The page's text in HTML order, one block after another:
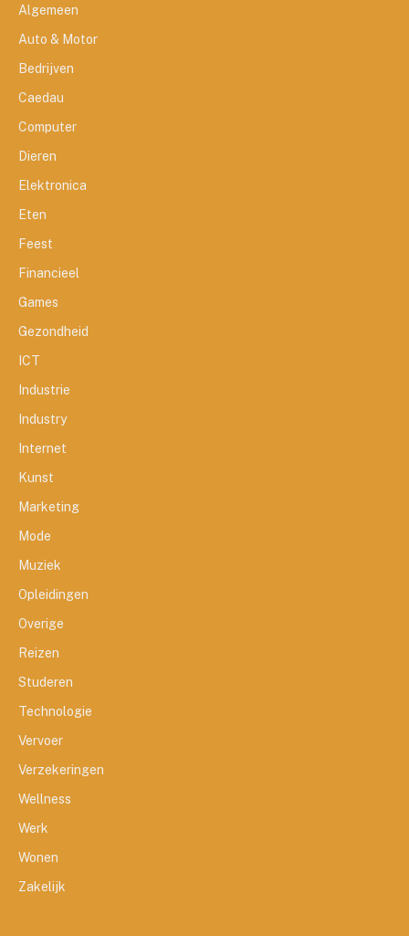
Algemeen
Auto & Motor
Bedrijven
Caedau
Computer
Dieren
Elektronica
Eten
Feest
Financieel
Games
Gezondheid
ICT
Industrie
Industry
Internet
Kunst
Marketing
Mode
Muziek
Opleidingen
Overige
Reizen
Studeren
Technologie
Vervoer
Verzekeringen
Wellness
Werk
Wonen
Zakelijk